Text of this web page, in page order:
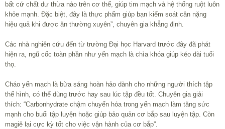
bất cứ chất dư thừa nào trên cơ thể, giúp tim mạch và hệ thống ruột luôn
khỏe mạnh. Đặc biệt, đây là thực phẩm giúp bạn kiểm soát cân nặng
hiệu quả khi được ăn thường xuyên”, chuyên gia khẳng định.
Các nhà nghiên cứu đến từ trường Đại học Harvard trước đây đã phát
hiện ra, ngũ cốc toàn phần như yến mạch là chìa khóa giúp kéo dài tuổi
thọ.
Cháo yến mạch là bữa sáng hoàn hảo dành cho những người thích tập
thể hình, có thể dùng trước hay sau lúc tập đều tốt. Chuyên gia giải
thích: “Carbonhydrate chậm chuyển hóa trong yến mạch làm tăng sức
mạnh cho buổi tập luyện hoặc giúp bảo quản cơ bắp sau luyện tập. Còn
magiê lại cực kỳ tốt cho việc vận hành của cơ bắp”.